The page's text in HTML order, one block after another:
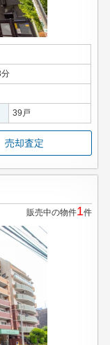
39戸
売却査定
販売中の物件1件